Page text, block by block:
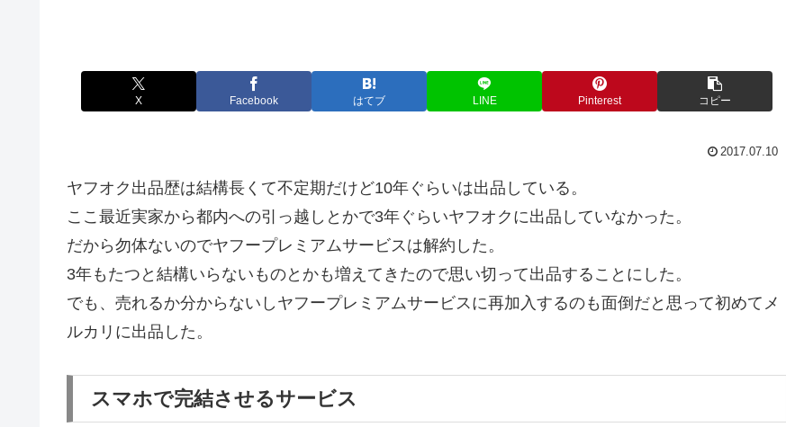
X Facebook はてブ LINE Pinterest コピー
2017.07.10
ヤフオク出品歴は結構長くて不定期だけど10年ぐらいは出品している。
ここ最近実家から都内への引っ越しとかで3年ぐらいヤフオクに出品していなかった。
だから勿体ないのでヤフープレミアムサービスは解約した。
3年もたつと結構いらないものとかも増えてきたので思い切って出品することにした。
でも、売れるか分からないしヤフープレミアムサービスに再加入するのも面倒だと思って初めてメ
ルカリに出品した。
スマホで完結させるサービス